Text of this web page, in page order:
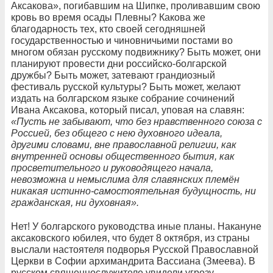
Аксакова», погибавшим на Шипке, проливавшим свою
кровь во время осады Плевны? Какова же
благодарность тех, кто своей сегодняшней
государственностью и чиновничьими постами во
многом обязан русскому подвижнику? Быть может, они
планируют провести дни российско-болгарской
дружбы? Быть может, затевают грандиозный
фестиваль русской культуры? Быть может, желают
издать на болгарском языке собрание сочинений
Ивана Аксакова, который писал, уповая на славян:
«Пусть не забывают, что без нравственного союза с
Россией, без общего с нею духовного идеала,
другими словами, вне православной религии, как
внутренней основы общественного бытия, как
просветительного и руководящего начала,
невозможна и немыслима для славянских племён
никакая истинно-самостоятельная будущность, ни
гражданская, ни духовная».
Нет! У болгарского руководства иные планы. Накануне
аксаковского юбилея, что будет 8 октября, из страны
выслали настоятеля подворья Русской Православной
Церкви в Софии архимандрита Вассиана (Змеева). В